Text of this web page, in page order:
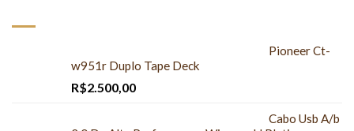
Pioneer Ct-
w951r Duplo Tape Deck
R$2.500,00
Cabo Usb A/b